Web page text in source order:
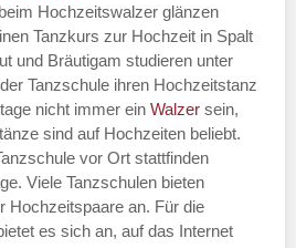
HINZUFÜGEN
—
HINZUFÜGEN
Hochzeitswalzer glänzen
Tanzkurs zur Hochzeit in Spalt
und Bräutigam studieren unter
Tanzschule ihren Hochzeitstanz
nicht immer ein Walzer sein,
sind auf Hochzeiten beliebt.
vor Ort stattfinden
Viele Tanzschulen bieten
Hochzeitspaare an. Für die
es sich an, auf das Internet